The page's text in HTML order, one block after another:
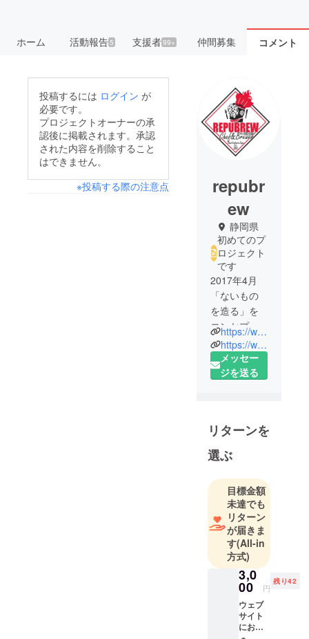
ホーム 活動報告5 支援者99+ 仲間募集 コメント
投稿するには ログイン が
必要です。
プロジェクトオーナーの承
認後に掲載されます。承認
された内容を削除すること
はできません。
※投稿する際の注意点
repubr
ew
静岡県
初めてのプ
ロジェクト
です
2017年4月
「ないもの
を造る」を
コンセプト
に、クラフ
トビール会
社を静岡県
内では珍し
い駅前（JR
沼津駅）に
ビール工場
を作り、年
間60種以上
のビールを
リリースし
ています。
出来立ての
ビールを店
内で飲んで
もらうこと
を中心に運
https://www.repubrew.com/
https://www.instagram.com/repubrew/
メッセー
ジを送る
リターンを
選ぶ
目標金額
未達でも
リターン
が届きま
す(All-in
方式)
3,0
00 円
残り42
ウェブ
サイト
にお名